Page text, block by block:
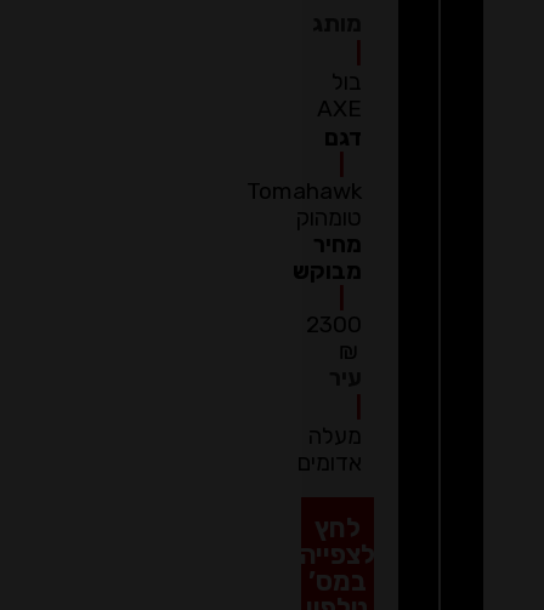
בול
AXE
דגם
Tomahawk
טומהוק
מחיר
מבוקש
2300
₪
מעלה
אדומים
לחץ
לצפייה
במס’